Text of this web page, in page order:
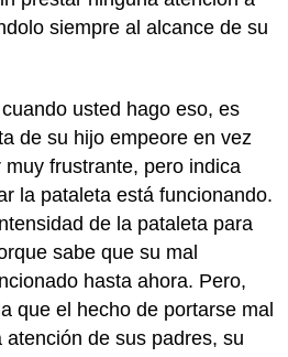
siempre al alcance de su
usted hago eso, es
de su hijo empeore en vez
frustrante, pero indica
la pataleta está funcionando.
de la pataleta para
sabe que su mal
hasta ahora. Pero,
que el hecho de portarse mal
de sus padres, su